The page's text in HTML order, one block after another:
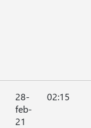
28-
feb-
21
02:15